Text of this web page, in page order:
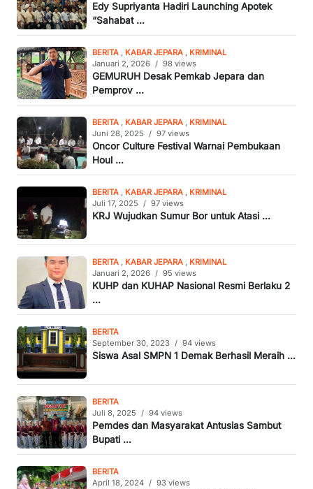
Edy Supriyanta Hadiri Launching Apotek
“Sahabat ...
BERITA , KABAR JEPARA , KRIMINAL
Januari 2, 2026 / 98 views
GEMURUH Desak Pemkab Jepara dan
Pemprov ...
BERITA , KABAR JEPARA , KRIMINAL
Juni 28, 2025 / 97 views
Oncor Culture Festival Warnai Pembukaan
Houl ...
BERITA , KABAR JEPARA , KRIMINAL
Juli 17, 2025 / 97 views
KRJ Wujudkan Sumur Bor untuk Atasi ...
BERITA , KABAR JEPARA , KRIMINAL
Januari 2, 2026 / 95 views
KUHP dan KUHAP Nasional Resmi Berlaku 2
...
BERITA
September 30, 2023 / 94 views
Siswa Asal SMPN 1 Demak Berhasil Meraih ...
BERITA
Juli 8, 2025 / 94 views
Pemdes dan Masyarakat Antusias Sambut
Bupati ...
BERITA
April 18, 2024 / 93 views